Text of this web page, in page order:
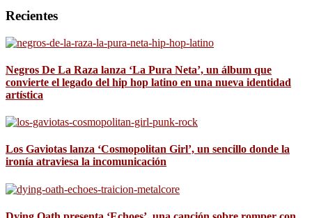
Recientes
Negros De La Raza lanza ‘La Pura Neta’, un álbum que
convierte el legado del hip hop latino en una nueva identidad
artística
Los Gaviotas lanza ‘Cosmopolitan Girl’, un sencillo donde la
ironía atraviesa la incomunicación